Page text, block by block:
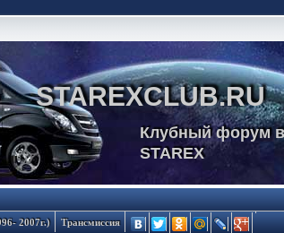
STAREXCLUB.RU
Клубный форум
STAREX
2007г.) Трансмиссия